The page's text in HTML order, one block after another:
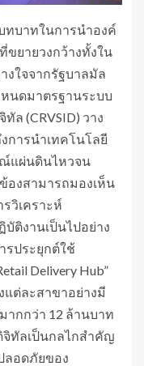
ทบาทในการนำองค์
ยายวงกว้างทั้งใน
งใจจากรัฐบาลมัล
นดมาตรฐานระบบ
ล (CRVSID) วาง
การนำเทคโนโลยี
แผ่นดินไหวจน
องสามารถมองเห็น
วิเคราะห์
ติงานเป็นไปอย่าง
รประยุกต์ใช้
Delivery Hub”
แต่ละสาขาอย่างมี
กกว่า 12 ล้านบาท
ทัลเป็นกลไกสำคัญ
ลอดภัยของ